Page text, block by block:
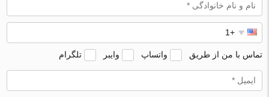
تماس با من از طریق واتساپ وایبر تلگرام